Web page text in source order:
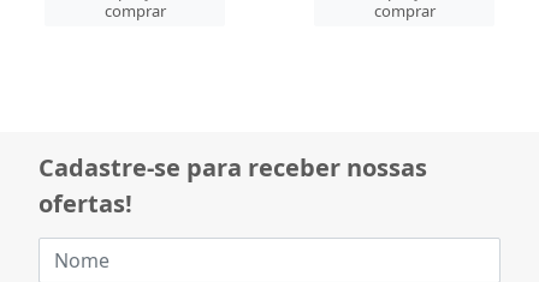
comprar
comprar
Cadastre-se para receber nossas
ofertas!